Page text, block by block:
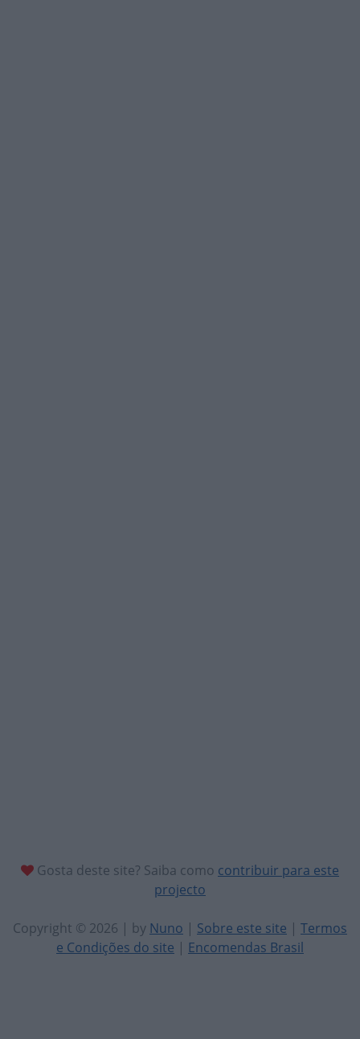
Gosta deste site? Saiba como contribuir para este
projecto
Copyright © 2026 | by Nuno | Sobre este site | Termos
e Condições do site | Encomendas Brasil